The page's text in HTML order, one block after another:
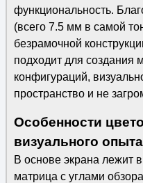
функциональность.
(всего 7.5 мм в самой
безрамочной
подходит для создания
конфигураций,
пространство и не
Особенности
визуального опыта
В основе экрана лежит
матрица с углами